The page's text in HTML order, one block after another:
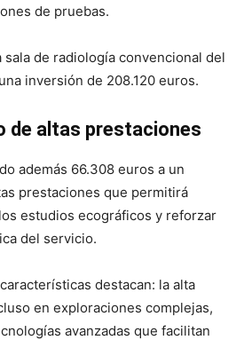
de pruebas.
sala de radiología convencional del
inversión de 208.120 euros.
de altas prestaciones
además 66.308 euros a un
prestaciones que permitirá
estudios ecográficos y reforzar
del servicio.
destacan: la alta
en exploraciones complejas,
avanzadas que facilitan